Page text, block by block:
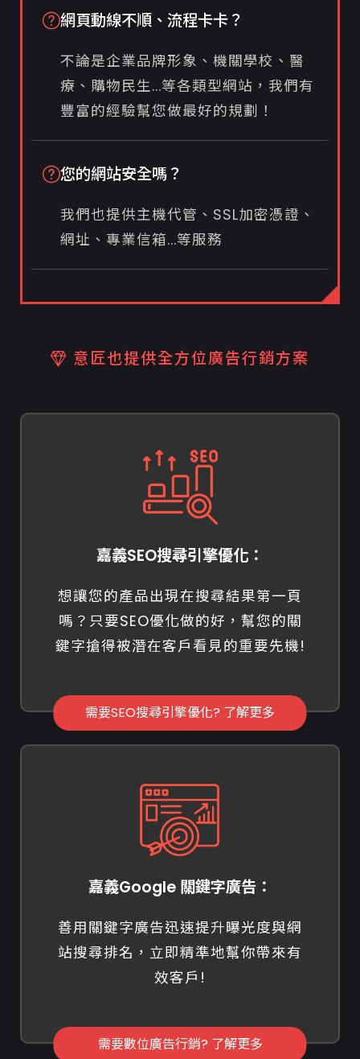
網頁動線不順、流程卡卡？
不論是企業品牌形象、機關學校、醫
療、購物民生...等各類型網站，我們有
豐富的經驗幫您做最好的規劃！
您的網站安全嗎？
我們也提供主機代管、SSL加密憑證、
網址、專業信箱...等服務
意匠也提供全方位廣告行銷方案
嘉義SEO搜尋引擎優化：
想讓您的產品出現在搜尋結果第一頁
嗎？只要SEO優化做的好，幫您的關
鍵字搶得被潛在客戶看見的重要先機!
需要SEO搜尋引擎優化? 了解更多
嘉義Google 關鍵字廣告：
善用關鍵字廣告迅速提升曝光度與網
站搜尋排名，立即精準地幫你帶來有
效客戶!
需要數位廣告行銷? 了解更多